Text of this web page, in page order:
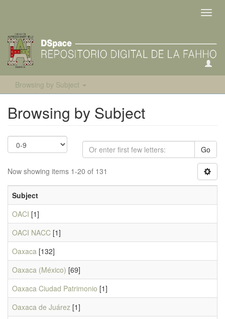
Browsing by Subject
Browsing by Subject
Go
Now showing items 1-20 of 131
Subject
OACI [1]
OACI NACC [1]
Oaxaca [132]
Oaxaca (México) [69]
Oaxaca Ciudad Patrimonio [1]
Oaxaca de Juárez [1]